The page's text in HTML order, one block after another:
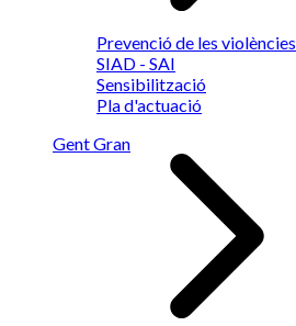
Prevenció de les violències
SIAD - SAI
Sensibilització
Pla d'actuació
Gent Gran